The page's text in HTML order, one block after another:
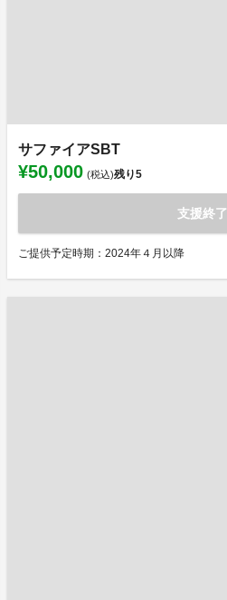
サファイアSBT
¥50,000 (税込)残り5
支援終了
ご提供予定時期：2024年４月以降